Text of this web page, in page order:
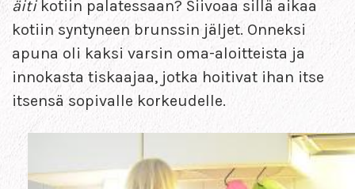
äitikotiin palatessaan? Siivoaa sillä aikaa
kotiin syntyneen brunssin jäljet. Onneksi
apuna oli kaksi varsin oma-aloitteista ja
innokasta tiskaajaa, jotka hoitivat ihan itse
itsensä sopivalle korkeudelle.